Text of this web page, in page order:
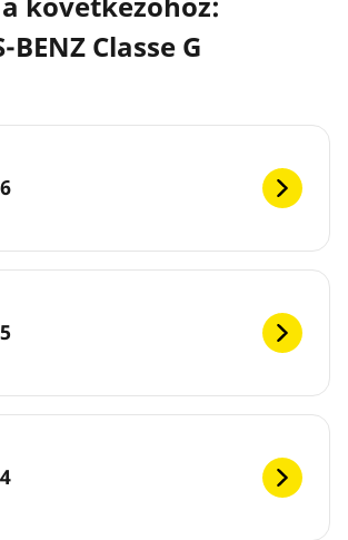
BENZ Classe G